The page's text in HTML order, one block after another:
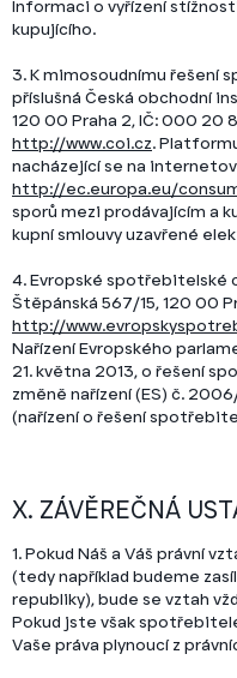
Informaci o vyřízení
kupujícího.
3. K mimosoudnímu řešení
příslušná Česká obchodní
120 00 Praha 2, IČ: 000 20
http://www.coi.cz.
nacházející se na
http://ec.europa.eu/
sporů mezi prodávajícím a
kupní smlouvy uzavřené
4. Evropské spotřebitelské
Štěpánská 567/15, 120 00
http://
Nařízení Evropského
21. května 2013, o řešení
změně nařízení (ES) č.
(nařízení o řešení
X. ZÁVĚREČNÁ
1. Pokud Náš a Váš právní
(tedy například budeme
republiky), bude se vztah
Pokud jste však
Vaše práva plynoucí z